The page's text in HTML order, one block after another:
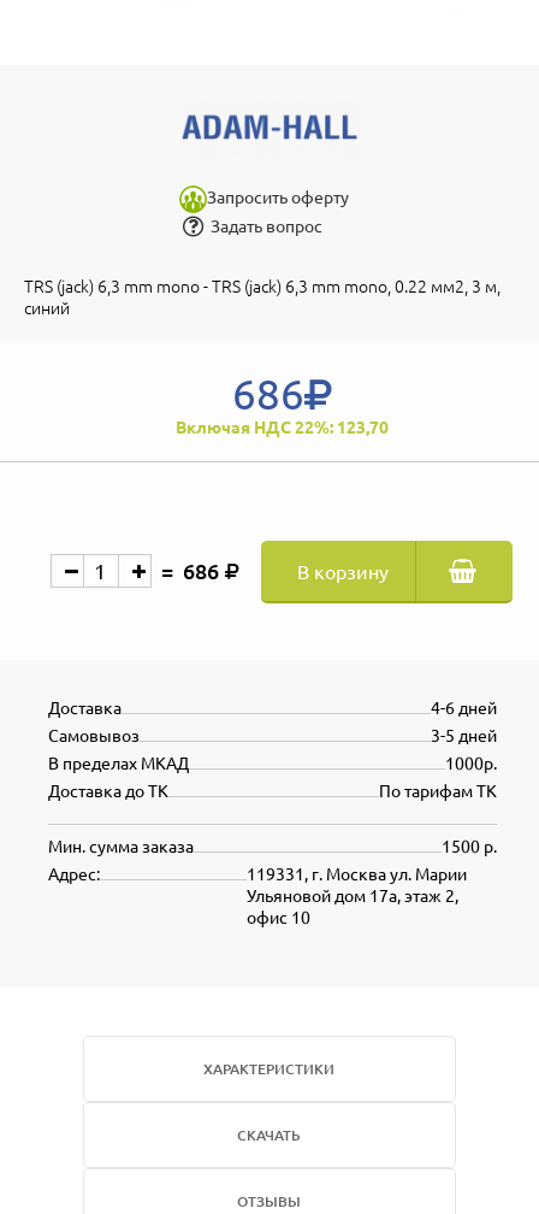
Запросить оферту
Задать вопрос
TRS (jack) 6,3 mm mono - TRS (jack) 6,3 mm mono, 0.22 мм2, 3 м,
синий
686
Включая НДС 22%: 123,70
686 В корзину
4-6 дней
Доставка
3-5 дней
Самовывоз
1000р.
В пределах МКАД
По тарифам ТК
Доставка до ТК
1500 р.
Мин. сумма заказа
119331, г. Москва ул. Марии
Ульяновой дом 17а, этаж 2,
офис 10
Адрес:
ХАРАКТЕРИСТИКИ
СКАЧАТЬ
ОТЗЫВЫ